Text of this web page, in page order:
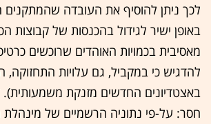
לכך ניתן להוסיף את העובדה שהמתקנים
באופן ישיר לגידול בהכנסות של קבוצות
מאסיבית בכמויות האוהדים שרוכשים
להדגיש כי במקביל, גם עלויות
באצטדיונים החדשים מזנקת משמעותית).
חסר: על-פי נתוניה הרשמיים של מינהלת